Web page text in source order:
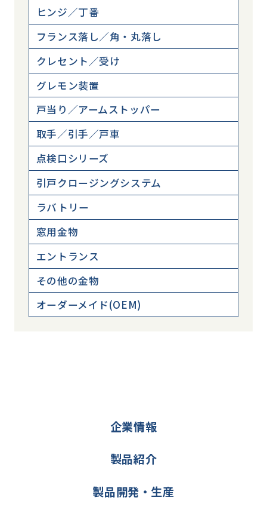
ヒンジ／丁番
フランス落し／角・丸落し
クレセント／受け
グレモン装置
戸当り／アームストッパー
取手／引手／戸車
点検口シリーズ
引戸クロージングシステム
ラバトリー
窓用金物
エントランス
その他の金物
オーダーメイド(OEM)
企業情報
製品紹介
製品開発・生産